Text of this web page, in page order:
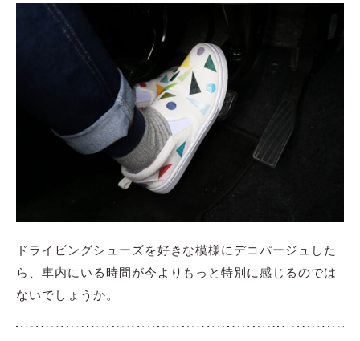
ドライビングシューズを好きな模様にデコパージュした
ら、車内にいる時間が今よりもっと特別に感じるのでは
ないでしょうか。